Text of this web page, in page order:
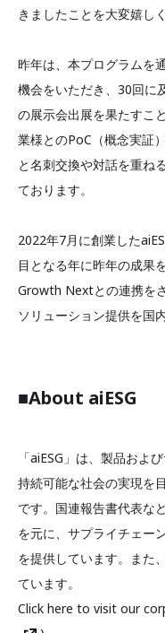
きましたことを大変嬉し
昨年は、本プログラムを
機会をいただき、30回に
の展示会出展を果たすこ
業様とのPoC（概念実証
と名刺交換や対話を重ね
ております。
2022年7月に創業した
目となる年に昨年の成果
Growth Nextとの連携を
ソリューション提供を国
■About aiESG
「aiESG」は、製品およ
持続可能な社会の実現を
です。国連報告書代表な
を元に、サプライチェー
を提供しています。また
ています。
Click here to visit our